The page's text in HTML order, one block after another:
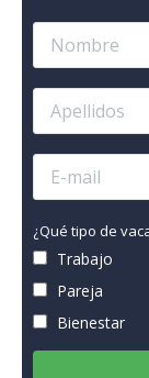
¿Qué tipo de
Trabajo
Pareja
Bienestar